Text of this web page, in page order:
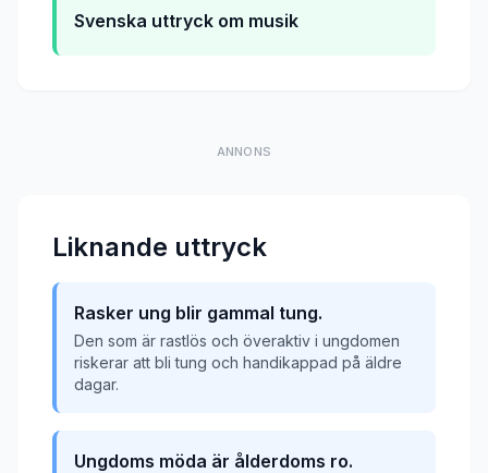
Svenska uttryck om musik
ANNONS
Liknande uttryck
Rasker ung blir gammal tung.
Den som är rastlös och överaktiv i ungdomen
riskerar att bli tung och handikappad på äldre
dagar.
Ungdoms möda är ålderdoms ro.